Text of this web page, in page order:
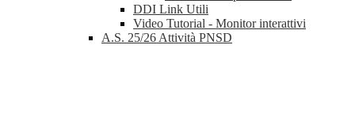
DDI Link Utili
Video Tutorial - Monitor interattivi
A.S. 25/26 Attività PNSD